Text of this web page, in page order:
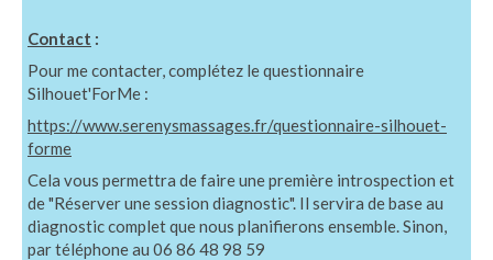
Contact :
Pour me contacter, complétez le questionnaire
Silhouet'ForMe :
https://www.serenysmassages.fr/questionnaire-silhouet-
forme
Cela vous permettra de faire une première introspection et
de "Réserver une session diagnostic". Il servira de base au
diagnostic complet que nous planifierons ensemble. Sinon,
par téléphone au 06 86 48 98 59